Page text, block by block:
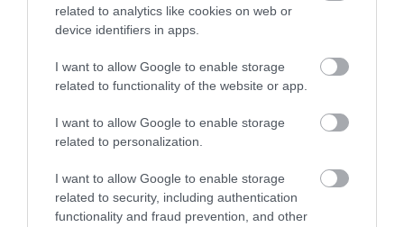
related to analytics like cookies on web or
device identifiers in apps.
I want to allow Google to enable storage
related to functionality of the website or app.
I want to allow Google to enable storage
related to personalization.
I want to allow Google to enable storage
related to security, including authentication
functionality and fraud prevention, and other
Hitelbírálat előtt nézz utána: így kérd le a KHR-
státuszt
Érdemes ellenőrizni azt, hogy milyen adatok szerepelnek rólunk a
Központi Hitelinformációs Rendszerben (KHR), hiszen ezt